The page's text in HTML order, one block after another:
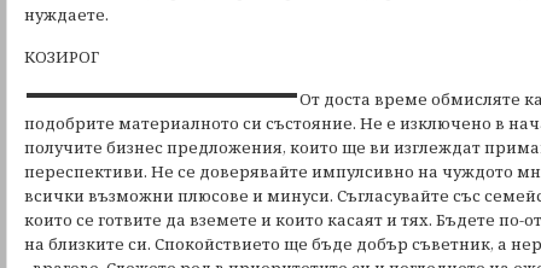
нуждаете.
КОЗИРОГ
От доста време обмисляте
подобрите материалното си състояние. Не е изключено в
получите бизнес предложения, които ще ви изглеждат
переспективи. Не се доверявайте импулсивно на чуждото
всички възможни плюсове и минуси. Съгласувайте със
които се готвите да вземете и които касаят и тях. Бъдете
на близките си. Спокойствието ще бъде добър съветник, а